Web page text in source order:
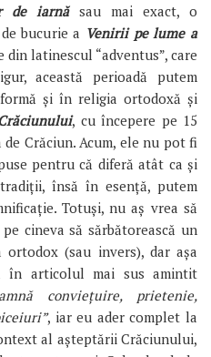
de iarnăsau mai exact, o
bucurie a Venirii pe lume a
latinescul “adventus”, care
această perioadă putem
și în religia ortodoxă și
, cu începere pe 15
Crăciun. Acum, ele nu pot fi
pentru că diferă atât ca și
însă în esență, putem
Totuși, nu aș vrea să
cineva să sărbătorească un
(sau invers), dar așa
în articolul mai sus amintit
conviețuire, prietenie,
, iar eu ader complet la
al așteptării Crăciunului,